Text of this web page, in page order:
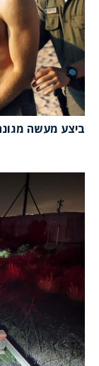
ביצע מעשה